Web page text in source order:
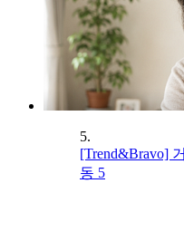
5.
[Trend&Bravo]
동 5